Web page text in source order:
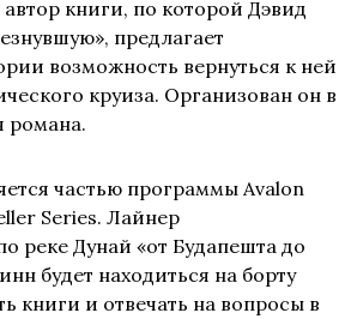
книги, по которой Дэвид
предлагает
возможность вернуться к ней
круиза. Организован он в
романа.
частью программы Avalon
Series. Лайнер
реке Дунай «от Будапешта до
будет находиться на борту
книги и отвечать на вопросы в